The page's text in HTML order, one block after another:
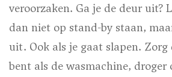
veroorzaken. Ga je de deur uit?
dan niet op stand-by staan,
uit. Ook als je gaat slapen.
bent als de wasmachine, droger